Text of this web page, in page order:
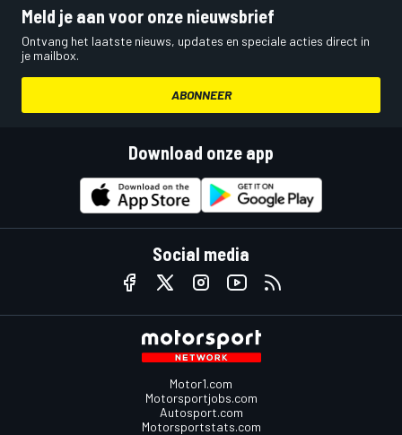
Meld je aan voor onze nieuwsbrief
Ontvang het laatste nieuws, updates en speciale acties direct in
je mailbox.
ABONNEER
Download onze app
Social media
Motor1.com
Motorsportjobs.com
Autosport.com
Motorsportstats.com